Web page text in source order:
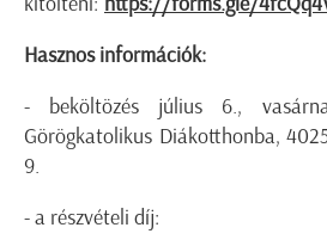
Hasznos információk:
- beköltözés július 6.,
Görögkatolikus Diákotthonba,
9.
- a részvételi díj: